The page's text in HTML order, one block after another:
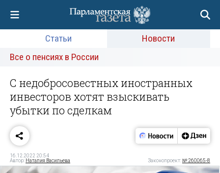
Статьи
Новости
Все о пенсиях в России
С недобросовестных иностранных
инвесторов хотят взыскивать
убытки по сделкам
16.12.2022 20:54
Автор: Наталия Васильева Законопроект: № 260065-8